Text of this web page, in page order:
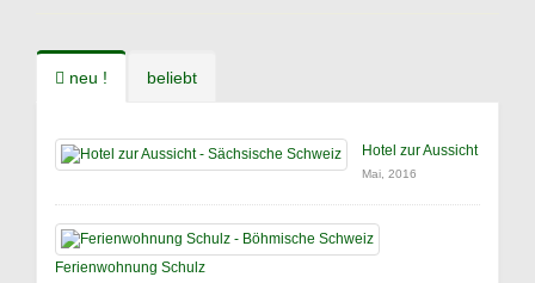
neu ! beliebt
Hotel zur Aussicht
Mai, 2016
Ferienwohnung Schulz